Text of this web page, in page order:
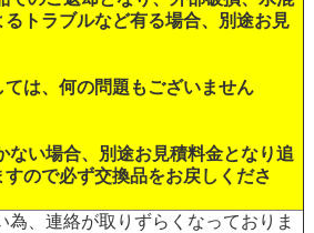
るトラブルなど有る場合、別途お見
ては、何の問題もございません
い場合、別途お見積料金となり追
ので必ず交換品をお戻しくださ
、連絡が取りずらくなっておりま